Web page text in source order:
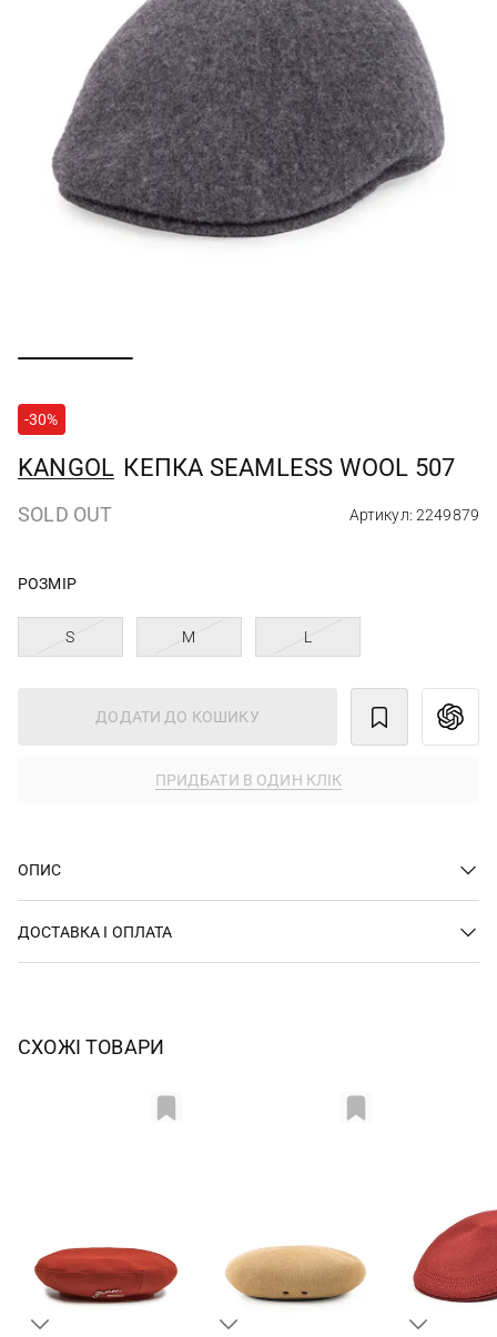
-30%
KANGOL КЕПКА SEAMLESS WOOL 507
SOLD OUT Артикул: 2249879
РОЗМІР
S M L
ДОДАТИ ДО КОШИКУ
ПРИДБАТИ В ОДИН КЛІК
ОПИС
ДОСТАВКА І ОПЛАТА
СХОЖІ ТОВАРИ